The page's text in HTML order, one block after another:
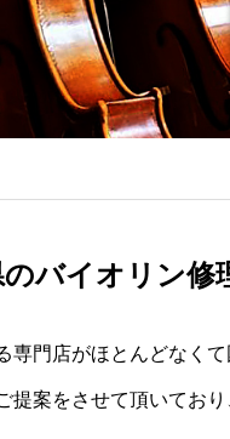
バイオリン修
専門店がほとんどなく
提案をさせて頂いてお